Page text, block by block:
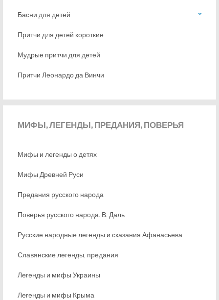
Басни для детей
Притчи для детей короткие
Мудрые притчи для детей
Притчи Леонардо да Винчи
МИФЫ,ЛЕГЕНДЫ, ПРЕДАНИЯ, ПОВЕРЬЯ
Мифы и легенды о детях
Мифы Древней Руси
Предания русского народа
Поверья русского народа. В. Даль
Русские народные легенды и сказания Афанасьева
Славянские легенды, предания
Легенды и мифы Украины
Легенды и мифы Крыма